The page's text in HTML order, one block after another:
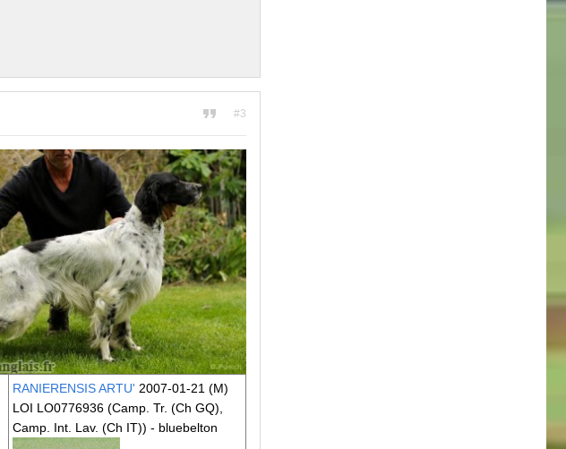
#3
RANIERENSIS ARTU' 2007-01-21 (M)
LOI LO0776936 (Camp. Tr. (Ch GQ),
Camp. Int. Lav. (Ch IT)) - bluebelton